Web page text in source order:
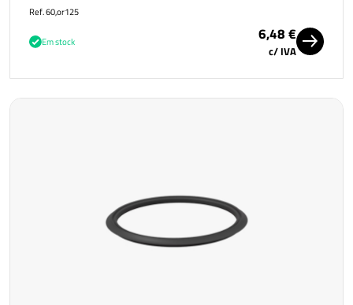
Ref. 60,or125
Em stock 6,48 €
c/ IVA